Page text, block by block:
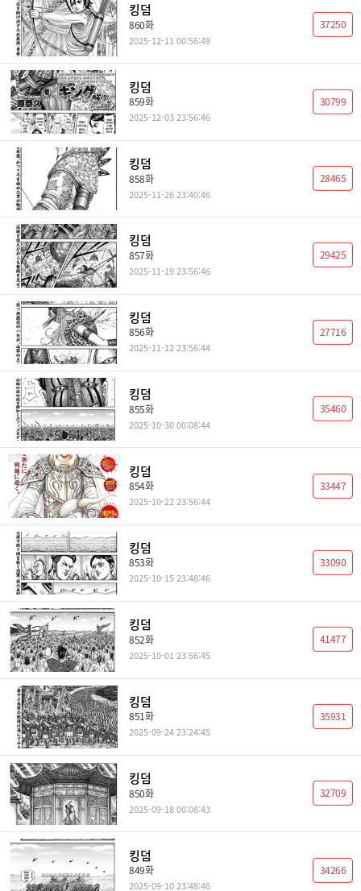
킹덤
860화
2025-12-11 00:56:49
37250
킹덤
859화
2025-12-03 23:56:46
30799
킹덤
858화
2025-11-26 23:40:46
28465
킹덤
857화
2025-11-19 23:56:46
29425
킹덤
856화
2025-11-12 23:56:44
27716
킹덤
855화
2025-10-30 00:08:44
35460
킹덤
854화
2025-10-22 23:56:44
33447
킹덤
853화
2025-10-15 23:48:46
33090
킹덤
852화
2025-10-01 23:56:45
41477
킹덤
851화
2025-09-24 23:24:45
35931
킹덤
850화
2025-09-18 00:08:43
32709
킹덤
849화
2025-09-10 23:48:46
34266